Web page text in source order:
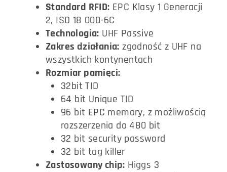
Standard RFID: EPC Klasy 1 Generacji
2, ISO 18 000-6C
Technologia: UHF Passive
Zakres działania: zgodność z UHF na
wszystkich kontynentach
Rozmiar pamięci:
32bit TID
64 bit Unique TID
96 bit EPC memory, z możliwością
rozszerzenia do 480 bit
32 bit security password
32 bit tag killer
Zastosowany chip: Higgs 3